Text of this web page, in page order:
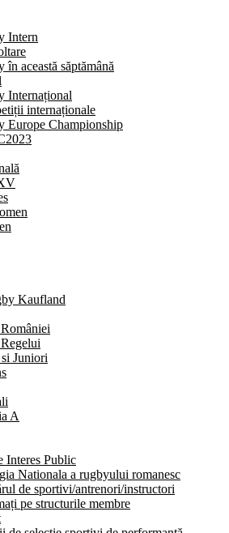
Intern
în această săptămână
Internațional
internaționale
Europe Championship
Kaufland
Juniori
A
Interes Public
Nationala a rugbyului romanesc
de sportivi/antrenori/instructori
pe structurile membre